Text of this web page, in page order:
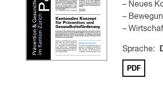
– Neues
–
–
Sprache:
PDF